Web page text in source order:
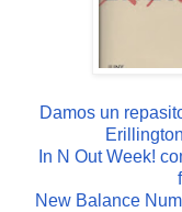
Damos un
In N Out Week!
New Balance